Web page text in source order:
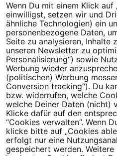
Dein Engagement macht den
Millionen Menschen an.
Newsletter bestellen
Campact e.V.
IBAN DE95 2‍5‍1‍2 0‍5‍1‍0 6‍9‍8‍0 0‍0‍0‍0
SozialBank
Direkt online spenden
NewsletterHilfe und
Wenn Du mit einem Klick auf
einwilligst, setzen wir und
ähnliche Technologien) ein
personenbezogene Daten,
Seite zu analysieren, Inhalte
unseren Newsletter zu
Personalisierung“) sowie
Werbung wieder
(politischen) Werbung
Conversion tracking“). Du
bzw. widerrufen, welche
welche Deiner Daten (nicht)
Klicke dafür auf den
“Cookies verwalten”. Wenn
klicke bitte auf „Cookies
erfolgt nur eine
gespeichert werden.